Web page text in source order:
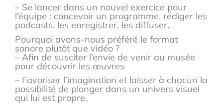
– Se lancer dans un nouvel exercice pour
l’équipe : concevoir un programme, rédiger les
podcasts, les enregistrer, les diffuser.
Pourquoi avons-nous préféré le format
sonore plutôt que vidéo ?
– Afin de susciter l’envie de venir au musée
pour découvrir les œuvres
– Favoriser l’imagination et laisser à chacun la
possibilité de plonger dans un univers visuel
qui lui est propre.